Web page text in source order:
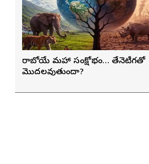
రాబోయే మహా సంక్షోభం… తేనెటీగతో
మొదలవుతుందా?